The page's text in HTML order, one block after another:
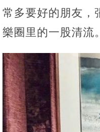
常多要好的朋友，
樂圈里的一股清流。